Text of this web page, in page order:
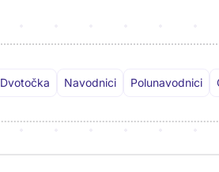
Dvotočka Navodnici Polunavodnici